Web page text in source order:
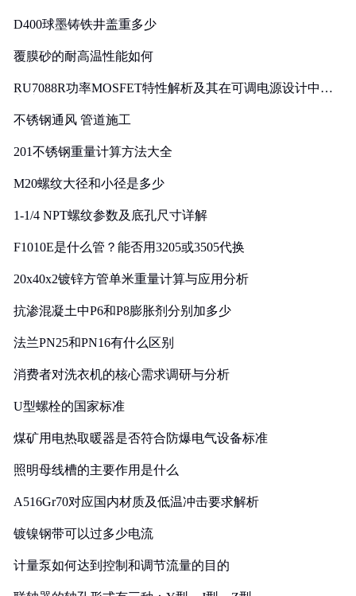
D400球墨铸铁井盖重多少
覆膜砂的耐高温性能如何
RU7088R功率MOSFET特性解析及其在可调电源设计中的
不锈钢通风 管道施工
201不锈钢重量计算方法大全
M20螺纹大径和小径是多少
1-1/4 NPT螺纹参数及底孔尺寸详解
F1010E是什么管？能否用3205或3505代换
20x40x2镀锌方管单米重量计算与应用分析
抗渗混凝土中P6和P8膨胀剂分别加多少
法兰PN25和PN16有什么区别
消费者对洗衣机的核心需求调研与分析
U型螺栓的国家标准
煤矿用电热取暖器是否符合防爆电气设备标准
照明母线槽的主要作用是什么
A516Gr70对应国内材质及低温冲击要求解析
镀镍钢带可以过多少电流
计量泵如何达到控制和调节流量的目的